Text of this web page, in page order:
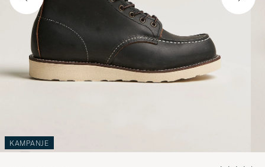
KAMPANJE